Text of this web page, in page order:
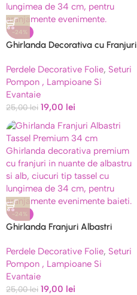
-24%
Ghirlanda Decorativa cu Franjuri
34 cm
Perdele Decorative Folie, Seturi
Pompon , Lampioane Si
Evantaie
25,00lei 19,00 lei
-24%
Ghirlanda Franjuri Albastri
Perdele Decorative Folie, Seturi
Pompon , Lampioane Si
Evantaie
25,00lei 19,00 lei